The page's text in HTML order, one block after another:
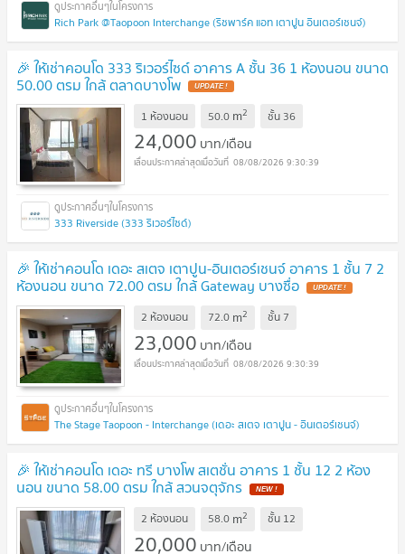
Rich Park @Taopoon Interchange (ริชพาร์ค แอท เตาปูน อินเตอร์เชนจ์)
🎉 ให้เช่าคอนโด 333 ริเวอร์ไซด์ อาคาร A ชั้น 36 1 ห้องนอน ขนาด
50.00 ตรม ใกล้ ตลาดบางโพ UPDATE !
1 ห้องนอน 50.0 m2 ชั้น 36
24,000 บาท/เดือน
08/08/2026 9:30:39
333 Riverside (333 ริเวอร์ไซด์)
🎉 ให้เช่าคอนโด เดอะ สเตจ เตาปูน-อินเตอร์เชนจ์ อาคาร 1 ชั้น 7 2
ห้องนอน ขนาด 72.00 ตรม ใกล้ Gateway บางซื่อ UPDATE !
2 ห้องนอน 72.0 m2 ชั้น 7
23,000 บาท/เดือน
08/08/2026 9:30:39
The Stage Taopoon - Interchange (เดอะ สเตจ เตาปูน - อินเตอร์เชนจ์)
🎉 ให้เช่าคอนโด เดอะ ทรี บางโพ สเตชั่น อาคาร 1 ชั้น 12 2 ห้อง
นอน ขนาด 58.00 ตรม ใกล้ สวนจตุจักร NEW !
2 ห้องนอน 58.0 m2 ชั้น 12
20,000 บาท/เดือน